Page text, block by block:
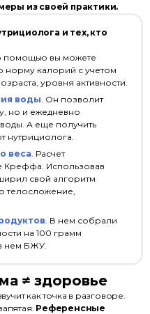
из своей практики.
и тех, кто
помощью вы можете
норму калорий с учетом
уровня активности.
воды . Он позволит
но и ежедневно
А еще получить
нутрициолога.
веса . Расчет
Креффа. Использовав
свой алгоритм
телосложение,
. В нем собрали
на 100 грамм
нем БЖУ.
≠ здоровье
как точка в разговоре.
Референсные